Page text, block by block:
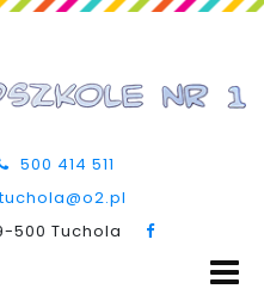
500 414 511
500 Tuchola